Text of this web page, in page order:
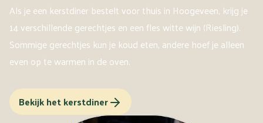
Als je een kerstdiner bestelt voor thuis in Hoogeveen, krijg je
14 verschillende gerechtjes en een fles witte wijn (Riesling).
Sommige gerechtjes kun je koud eten, andere hoef je alleen
even op te warmen in de oven.
Bekijk het kerstdiner